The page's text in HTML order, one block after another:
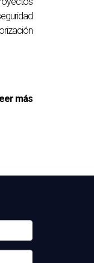
más